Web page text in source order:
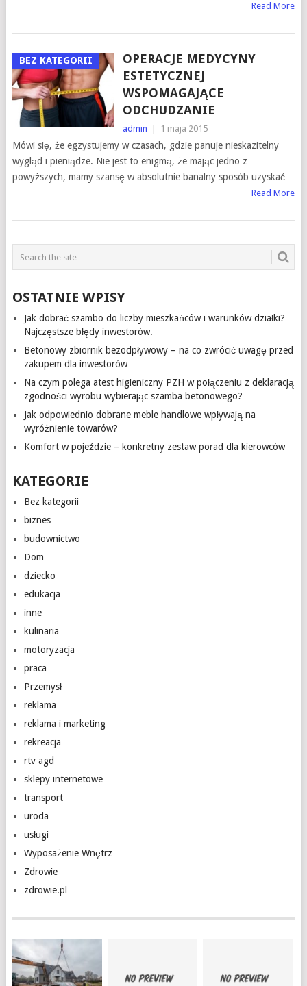
Read More
BEZ KATEGORII
OPERACJE MEDYCYNY
ESTETYCZNEJ
WSPOMAGAJĄCE
ODCHUDZANIE
admin 1 maja 2015
Mówi się, że egzystujemy w czasach, gdzie panuje nieskazitelny
wygląd i pieniądze. Nie jest to enigmą, że mając jedno z
powyższych, mamy szansę w absolutnie banalny sposób uzyskać
Read More
OSTATNIE WPISY
Jak dobrać szambo do liczby mieszkańców i warunków działki?
Najczęstsze błędy inwestorów.
Betonowy zbiornik bezodpływowy – na co zwrócić uwagę przed
zakupem dla inwestorów
Na czym polega atest higieniczny PZH w połączeniu z deklaracją
zgodności wyrobu wybierając szamba betonowego?
Jak odpowiednio dobrane meble handlowe wpływają na
wyróżnienie towarów?
Komfort w pojeździe – konkretny zestaw porad dla kierowców
KATEGORIE
Bez kategorii
biznes
budownictwo
Dom
dziecko
edukacja
inne
kulinaria
motoryzacja
praca
Przemysł
reklama
reklama i marketing
rekreacja
rtv agd
sklepy internetowe
transport
uroda
usługi
Wyposażenie Wnętrz
Zdrowie
zdrowie.pl